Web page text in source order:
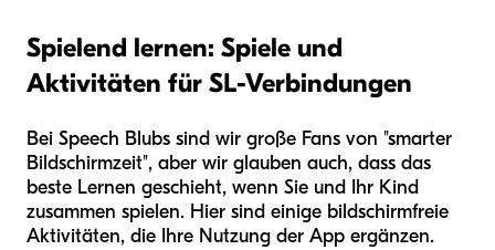
Spielend lernen: Spiele und
Aktivitäten für SL-Verbindungen
Bei Speech Blubs sind wir große Fans von "smarter
Bildschirmzeit", aber wir glauben auch, dass das
beste Lernen geschieht, wenn Sie und Ihr Kind
zusammen spielen. Hier sind einige bildschirmfreie
Aktivitäten, die Ihre Nutzung der App ergänzen.